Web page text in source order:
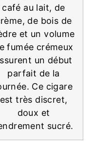
café au lait, de
de bois de
et un volume
fumée crémeux
un début
parfait de la
Ce cigare
est très discret,
doux et
sucré.